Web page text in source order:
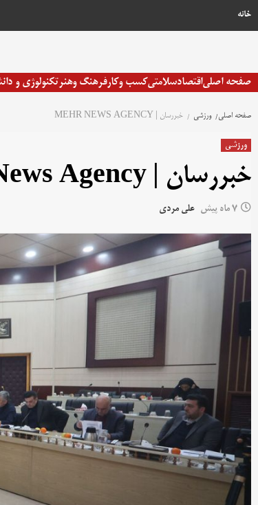
خانه
صفحه اصلیاقتصادسلامتیکسب وکارفرهنگ وهنرتکنولوژی و
صفحه اصلی ورزشی خبررسان | MEHR NEWS AGENCY
ورزشی
خبررسان | Mehr News Agency
7 ماه پیش علی مردی